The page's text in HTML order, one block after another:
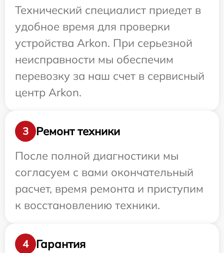
Технический специалист приедет в
удобное время для проверки
устройства Arkon. При серьезной
неисправности мы обеспечим
перевозку за наш счет в сервисный
центр Arkon.
3
Ремонт техники
После полной диагностики мы
согласуем с вами окончательный
расчет, время ремонта и приступим
к восстановлению техники.
4
Гарантия